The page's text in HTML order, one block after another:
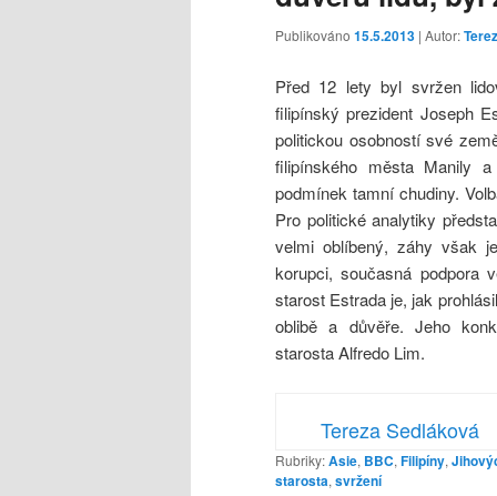
Publikováno 15.5.2013 | Autor:
Před 12 lety byl svržen
filipínský prezident Joseph
politickou osobností své
filipínského města Manily
podmínek tamní chudiny.
Pro politické analytiky
velmi oblíbený, záhy však
korupci, současná podpora
starost Estrada je, jak
oblibě a důvěře. Jeho
starosta Alfredo Lim.
Tereza Sedláková
Rubriky:Asie, BBC, Filipíny,
starosta, svržení